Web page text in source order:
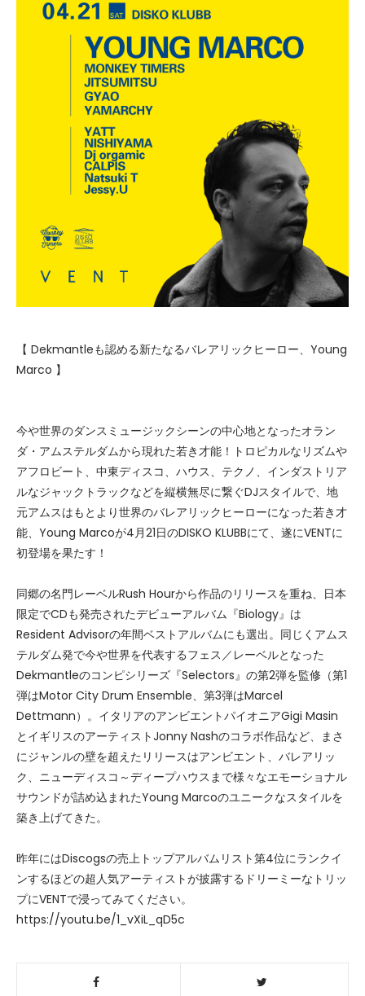
【 Dekmantleも認める新たなるバレアリックヒーロー、Young
Marco 】
今や世界のダンスミュージックシーンの中心地となったオラン
ダ・アムステルダムから現れた若き才能！トロピカルなリズムや
アフロビート、中東ディスコ、ハウス、テクノ、インダストリア
ルなジャックトラックなどを縦横無尽に繋ぐDJスタイルで、地
元アムスはもとより世界のバレアリックヒーローになった若き才
能、Young Marcoが4月21日のDISKO KLUBBにて、遂にVENTに
初登場を果たす！
同郷の名門レーベルRush Hourから作品のリリースを重ね、日本
限定でCDも発売されたデビューアルバム『Biology』は
Resident Advisorの年間ベストアルバムにも選出。同じくアムス
テルダム発で今や世界を代表するフェス／レーベルとなった
Dekmantleのコンピシリーズ『Selectors』の第2弾を監修（第1
弾はMotor City Drum Ensemble、第3弾はMarcel
Dettmann）。イタリアのアンビエントパイオニアGigi Masin
とイギリスのアーティストJonny Nashのコラボ作品など、まさ
にジャンルの壁を超えたリリースはアンビエント、バレアリッ
ク、ニューディスコ～ディープハウスまで様々なエモーショナル
サウンドが詰め込まれたYoung Marcoのユニークなスタイルを
築き上げてきた。
昨年にはDiscogsの売上トップアルバムリスト第4位にランクイ
ンするほどの超人気アーティストが披露するドリーミーなトリッ
プにVENTで浸ってみてください。
https://youtu.be/1_vXiL_qD5c